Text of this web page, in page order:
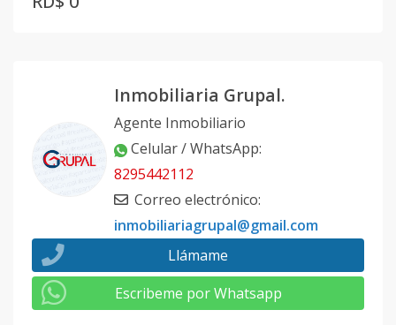
Inmobiliaria Grupal.
Agente Inmobiliario
Celular / WhatsApp:
8295442112
Correo electrónico:
inmobiliariagrupal@gmail.com
Llámame
Escribeme por Whatsapp